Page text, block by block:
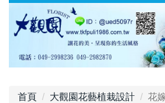
首頁 大觀園花藝植栽設計 花